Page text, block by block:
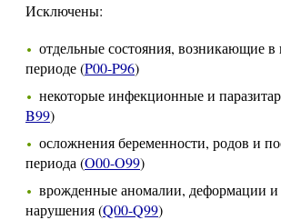
Исключены:
отдельные состояния, возникающие в
периоде (P00-P96)
некоторые инфекционные и
B99)
осложнения беременности, родов и
периода (O00-O99)
врожденные аномалии, деформации
нарушения (Q00-Q99)